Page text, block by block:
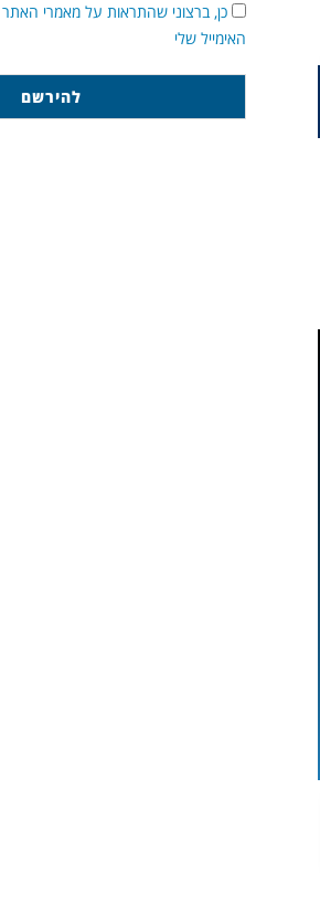
כן, ברצוני שהתראות על מאמרי האתר
האימייל שלי